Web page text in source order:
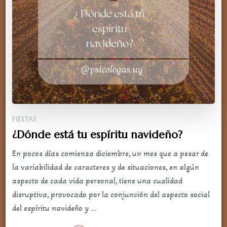
FIESTAS
¿Dónde está tu espíritu navideño?
En pocos días comienza diciembre, un mes que a pesar de
la variabilidad de caracteres y de situaciones, en algún
aspecto de cada vida personal, tiene una cualidad
disruptiva, provocado por la conjunción del aspecto social
del espíritu navideño y …